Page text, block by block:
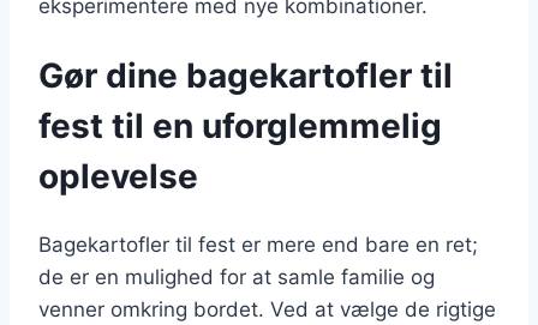
eksperimentere med nye kombinationer.
Gør dine bagekartofler til
fest til en uforglemmelig
oplevelse
Bagekartofler til fest er mere end bare en ret;
de er en mulighed for at samle familie og
venner omkring bordet. Ved at vælge de rigtige